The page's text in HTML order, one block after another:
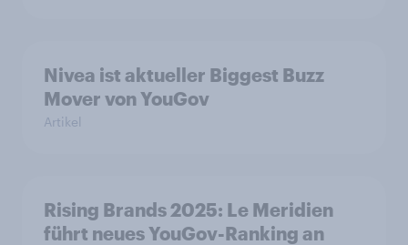
Nivea ist aktueller Biggest Buzz
Mover von YouGov
Artikel
Rising Brands 2025: Le Meridien
führt neues YouGov-Ranking an